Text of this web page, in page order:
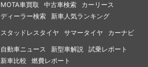
MOTA車買取 中古車検索
カーリース
ディーラー検索
新車人気ランキング
スタッドレスタイヤ サマータイヤ カーナビ
自動車ニュース 新型車解説
試乗レポート
新車比較
燃費レポート